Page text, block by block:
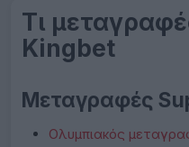
Τι
Kingbet
Μεταγραφές
Ολυμπιακός